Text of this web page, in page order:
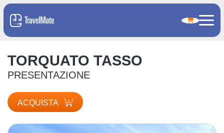
TORQUATO TASSO
PRESENTAZIONE
ACQUISTA